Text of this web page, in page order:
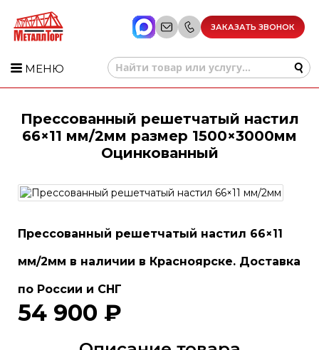
ЗАКАЗАТЬ ЗВОНОК
МЕНЮ
Прессованный решетчатый настил
66×11 мм/2мм размер 1500×3000мм
Оцинкованный
Прессованный решетчатый настил 66×11
мм/2мм в наличии в Красноярске. Доставка
по России и СНГ
54 900 ₽